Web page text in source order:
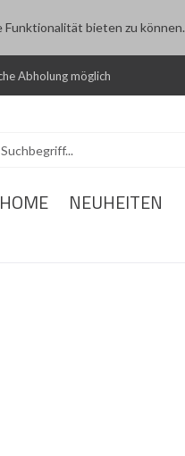
bieten zu können.
Abholung möglich
HOME NEUHEITEN